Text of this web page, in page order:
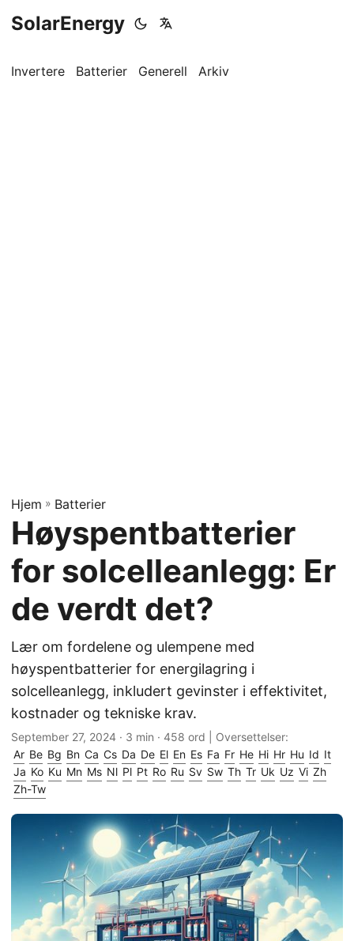
SolarEnergy
Invertere Batterier Generell Arkiv
Hjem » Batterier
Høyspentbatterier
for solcelleanlegg: Er
de verdt det?
Lær om fordelene og ulempene med
høyspentbatterier for energilagring i
solcelleanlegg, inkludert gevinster i effektivitet,
kostnader og tekniske krav.
September 27, 2024 · 3 min · 458 ord | Oversettelser:
Ar Be Bg Bn Ca Cs Da De El En Es Fa Fr He Hi Hr Hu Id It
Ja Ko Ku Mn Ms Nl Pl Pt Ro Ru Sv Sw Th Tr Uk Uz Vi Zh
Zh-Tw